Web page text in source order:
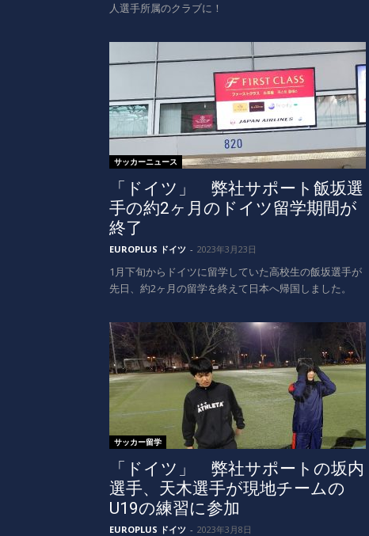
人選手所属のクラブに！
サッカーニュース
「ドイツ」 弊社サポート飯坂選
手の約2ヶ月のドイツ留学期間が
終了
EUROPLUS ドイツ - 2023年3月23日
1月下旬からドイツに留学していた高校生の飯坂選手が
先日、約2ヶ月の留学を終えて日本へ帰国しました。
サッカー留学
「ドイツ」 弊社サポートの坂内
選手、天木選手が現地チームの
U19の練習に参加
EUROPLUS ドイツ - 2023年3月8日